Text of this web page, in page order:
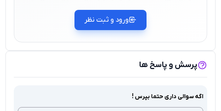
ورود و ثبت نظر
پرسش و پاسخ ها
اگه سوالی داری حتما بپرس !